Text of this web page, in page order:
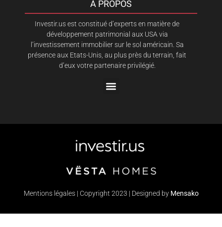
À PROPOS
Investir.us est constitué d’experts en matière de
développement patrimonial aux USA via
l’investissement immobilier sur le sol américain. Sa
présence aux Etats-Unis, au plus près du terrain, fait
d’eux votre partenaire privilégié.
Mentions légales | Copyright 2023 | Designed by Mensako